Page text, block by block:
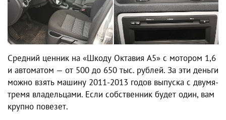
Средний ценник на «Шкоду Октавия А5» с мотором 1,6
и автоматом — от 500 до 650 тыс. рублей. За эти деньги
можно взять машину 2011-2013 годов выпуска с двумя-
тремя владельцами. Если собственник будет один, вам
крупно повезет.